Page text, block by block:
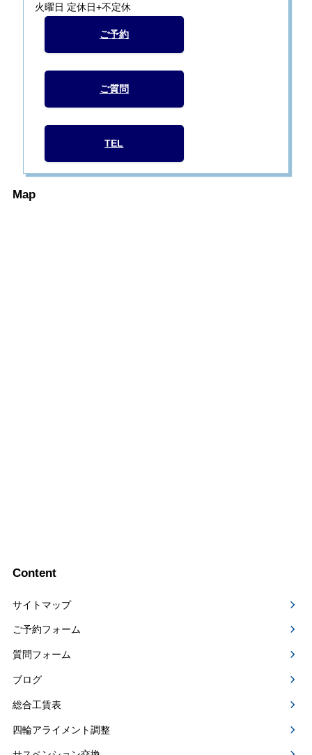
火曜日 定休日+不定休
ご予約
ご質問
TEL
Map
Content
サイトマップ
ご予約フォーム
質問フォーム
ブログ
総合工賃表
四輪アライメント調整